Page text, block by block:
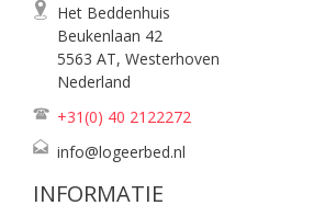
Het Beddenhuis
Beukenlaan 42
5563 AT, Westerhoven
Nederland
+31(0) 40 2122272
info@logeerbed.nl
INFORMATIE